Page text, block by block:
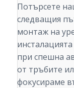
Потърсете
следващия
монтаж на
при спешна
от тръбите
фокусираме